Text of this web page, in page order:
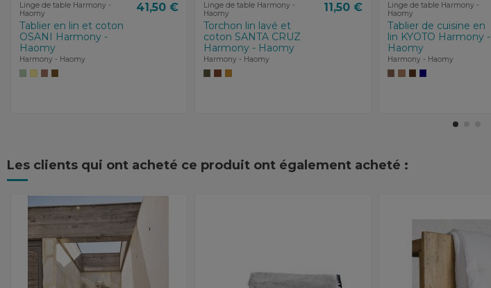
Linge de table Harmony -
Haomy
Tablier en lin et coton
OSANI Harmony -
Haomy
Harmony - Haomy
41,50 €
Linge de table Harmony -
Haomy
Torchon lin lavé et
coton SANTA CRUZ
Harmony - Haomy
Harmony - Haomy
11,50 €
Linge de table Harmony -
Haomy
Tablier de cuisine en
lin KYOTO Harmony -
Haomy
Harmony - Haomy
Les clients qui ont acheté ce produit ont également acheté :